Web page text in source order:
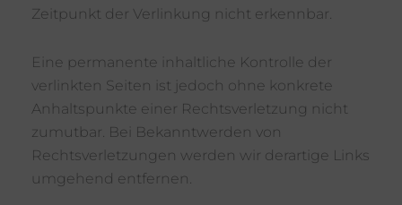
Zeitpunkt der Verlinkung nicht erkennbar.
Eine permanente inhaltliche Kontrolle der
verlinkten Seiten ist jedoch ohne konkrete
Anhaltspunkte einer Rechtsverletzung nicht
zumutbar. Bei Bekanntwerden von
Rechtsverletzungen werden wir derartige Links
umgehend entfernen.